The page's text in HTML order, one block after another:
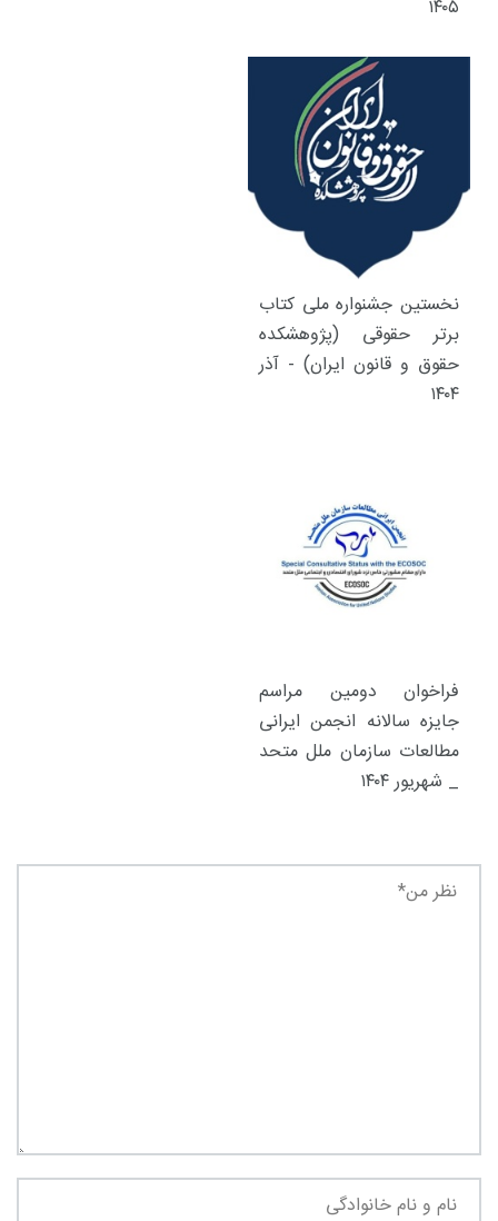
۱۴۰۵
نخستین جشنواره ملی کتاب
برتر حقوقی (پژوهشکده
حقوق و قانون ایران) - آذر
۱۴۰۴
فراخوان دومین مراسم
جایزه سالانه انجمن ایرانی
مطالعات سازمان ملل متحد
_ شهریور ۱۴۰۴